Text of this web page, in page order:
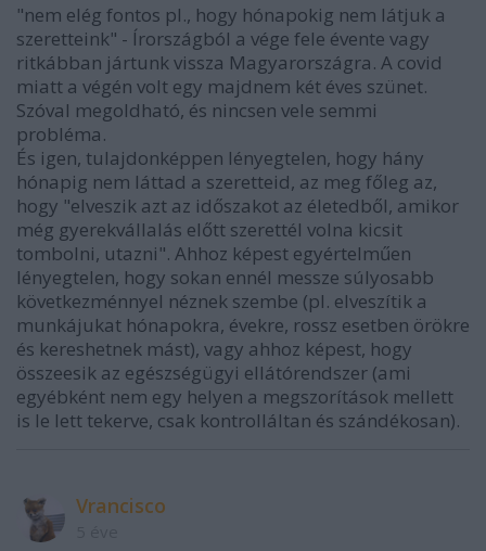
"nem elég fontos pl., hogy hónapokig nem látjuk a
szeretteink" - Írországból a vége fele évente vagy
ritkábban jártunk vissza Magyarországra. A covid
miatt a végén volt egy majdnem két éves szünet.
Szóval megoldható, és nincsen vele semmi
probléma.
És igen, tulajdonképpen lényegtelen, hogy hány
hónapig nem láttad a szeretteid, az meg főleg az,
hogy "elveszik azt az időszakot az életedből, amikor
még gyerekvállalás előtt szerettél volna kicsit
tombolni, utazni". Ahhoz képest egyértelműen
lényegtelen, hogy sokan ennél messze súlyosabb
következménnyel néznek szembe (pl. elveszítik a
munkájukat hónapokra, évekre, rossz esetben örökre
és kereshetnek mást), vagy ahhoz képest, hogy
összeesik az egészségügyi ellátórendszer (ami
egyébként nem egy helyen a megszorítások mellett
is le lett tekerve, csak kontrolláltan és szándékosan).
Vrancisco